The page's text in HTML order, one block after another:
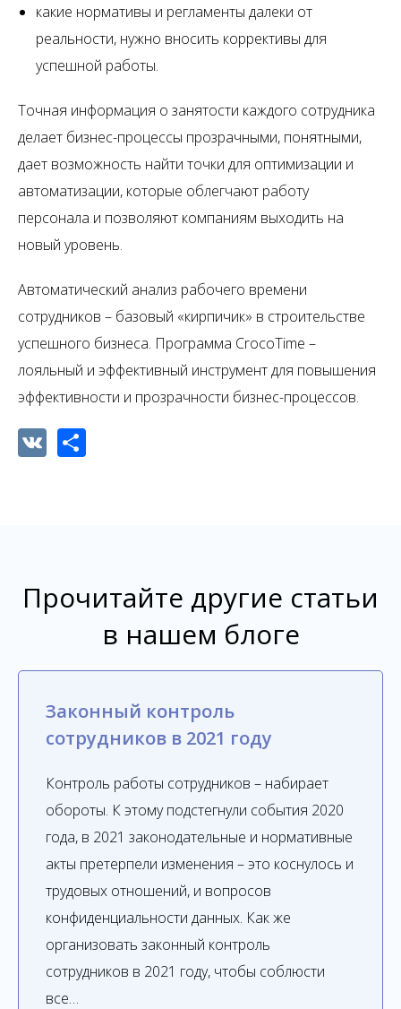
какие нормативы и регламенты далеки от
реальности, нужно вносить коррективы для
успешной работы.
Точная информация о занятости каждого сотрудника
делает бизнес-процессы прозрачными, понятными,
дает возможность найти точки для оптимизации и
автоматизации, которые облегчают работу
персонала и позволяют компаниям выходить на
новый уровень.
Автоматический анализ рабочего времени
сотрудников – базовый «кирпичик» в строительстве
успешного бизнеса. Программа CrocoTime –
лояльный и эффективный инструмент для повышения
эффективности и прозрачности бизнес-процессов.
VK Share
Прочитайте другие статьи
в нашем блоге
Законный контроль
сотрудников в 2021 году
Контроль работы сотрудников – набирает
обороты. К этому подстегнули события 2020
года, в 2021 законодательные и нормативные
акты претерпели изменения – это коснулось и
трудовых отношений, и вопросов
конфиденциальности данных. Как же
организовать законный контроль
сотрудников в 2021 году, чтобы соблюсти
все…